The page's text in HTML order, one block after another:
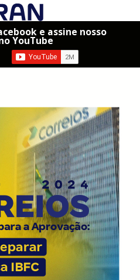
e assine nosso
YouTube